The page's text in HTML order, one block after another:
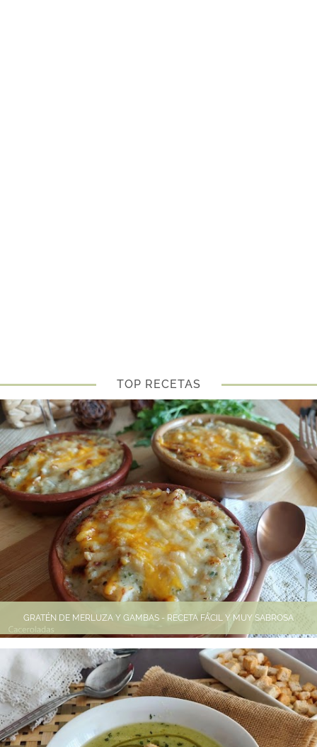
TOP RECETAS
GRATÉN DE MERLUZA Y GAMBAS - RECETA FÁCIL Y MUY SABROSA